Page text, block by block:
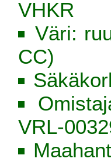
VHKR
Väri:
CC)
VRL-